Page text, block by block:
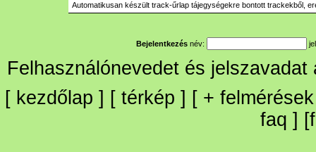
Automatikusan készült track-űrlap tájegységekre bontott trackekből,
Bejelentkezés név:
Felhasználónevedet és
[ kezdőlap ] [ térkép ] [ + felmérések
faq ] [